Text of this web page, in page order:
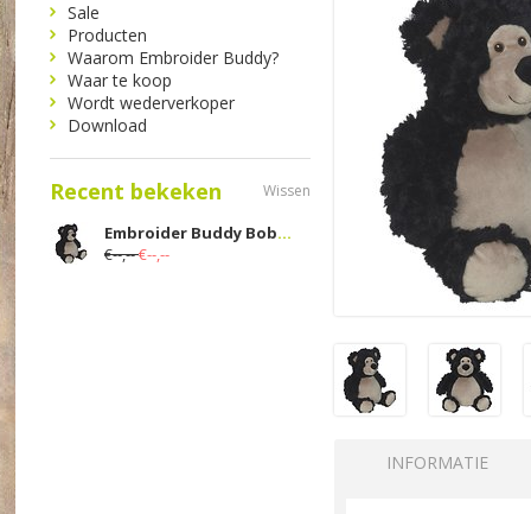
INFORMATIE
Sale
Producten
Waarom Embroider Buddy?
Waar te koop
Wordt wederverkoper
Download
Recent bekeken Wissen
Embroider Buddy Bobby Beer Zwart
€--,--€--,--